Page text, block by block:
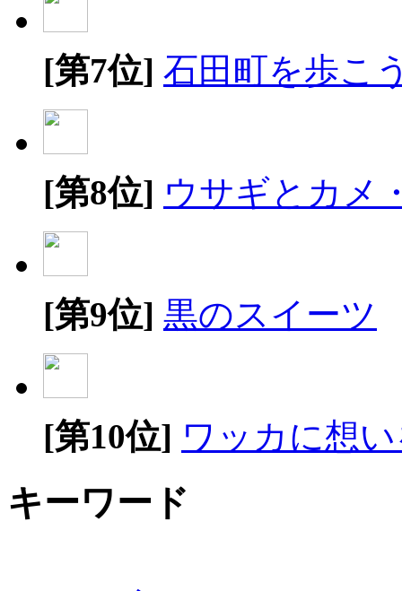
[第7位] 石田町を歩こ
[第8位] ウサギとカメ
[第9位] 黒のスイーツ
[第10位] ワッカに想
キーワード